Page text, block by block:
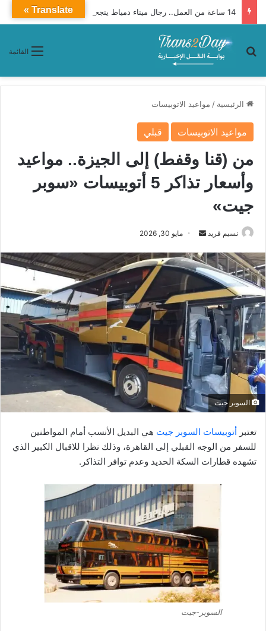
14 ساعة من العمل.. رجال ميناء دمياط ينجحون في تنفيذ مهمة لتعويم وقطر السفينة ENERGOS WINTER
القائمة بحث عن
الرئيسية / مواعيد الاتوبيسات
مواعيد الاتوبيسات قبلي
من (قنا وقفط) إلى الجيزة.. مواعيد
وأسعار تذاكر 5 أتوبيسات «سوبر
جيت»
نسيم فريد
س
ل
ب
ر
ي
د
ا
إ
ل
ك
ت
و
ن
مايو 30, 2026
السوبر جيت
تعتبر أتوبيسات السوبر جيت هي البديل الأنسب أمام المواطنين
للسفر من الوجه القبلي إلى القاهرة، وذلك نظرا للاقبال الكبير الذي
تشهده قطارات السكة الحديد وعدم توافر التذاكر.
السوبر-جيت
Translate »